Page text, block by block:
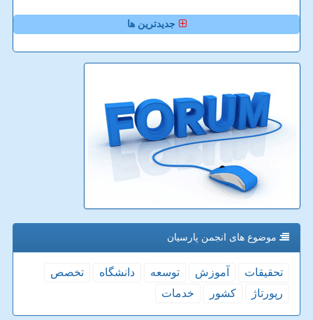
جدیدترین ها
موضوع های انجمن پارسیان
تحقیقات آموزش توسعه دانشگاه
تخصص
رپورتاژ
كشور خدمات